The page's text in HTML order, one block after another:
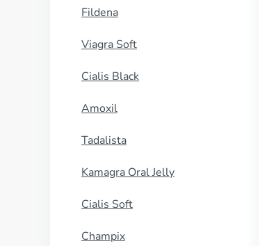
Fildena
Viagra Soft
Cialis Black
Amoxil
Tadalista
Kamagra Oral Jelly
Cialis Soft
Champix